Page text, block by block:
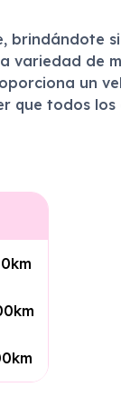
variedad de
un
que todos